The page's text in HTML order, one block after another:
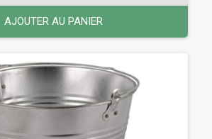
AJOUTER AU PANIER